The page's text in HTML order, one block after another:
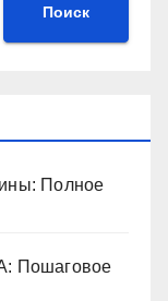
Поиск
Полное
Пошаговое